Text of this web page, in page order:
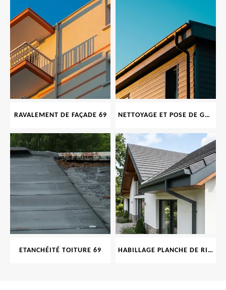
RAVALEMENT DE FAÇADE 69 NETTOYAGE ET POSE DE GOUTTIÈRE 69
ETANCHÉITÉ TOITURE 69 HABILLAGE PLANCHE DE RIVE 69